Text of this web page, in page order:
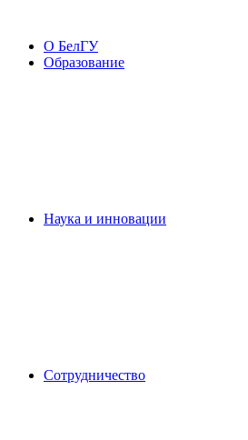
О БелГУ
Образование
Наука и инновации
Сотрудничество